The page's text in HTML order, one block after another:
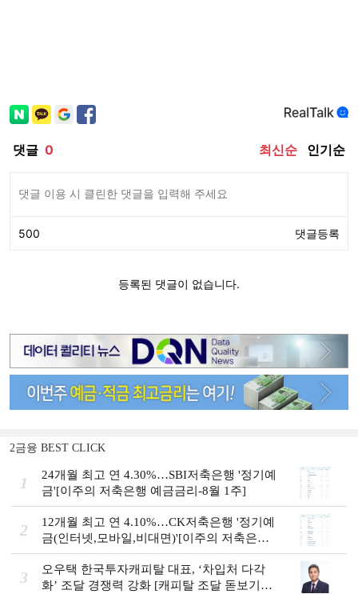
2금융 BEST CLICK
1
24개월 최고 연 4.30%…SBI저축은행 '정기예
금'[이주의 저축은행 예금금리-8월 1주]
2
12개월 최고 연 4.10%…CK저축은행 '정기예
금(인터넷,모바일,비대면)'[이주의 저축은행
예금금리-8월 1주]
3
오우택 한국투자캐피탈 대표, ‘차입처 다각
화ʼ 조달 경쟁력 강화 [캐피탈 조달 돋보기